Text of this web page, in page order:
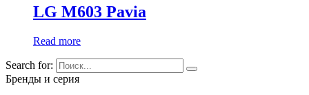
LG M603 Pavia
Read more
Search for:
Бренды и серия